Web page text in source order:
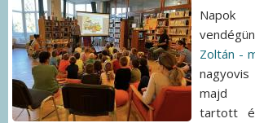
Napok
Zoltán -
majd
tartott